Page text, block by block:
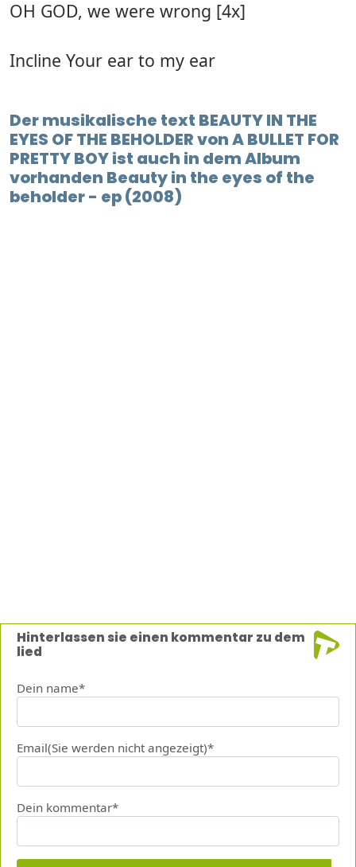
OH GOD, we were wrong [4x]
Incline Your ear to my ear
Der musikalische text BEAUTY IN THE
EYES OF THE BEHOLDER von A BULLET FOR
PRETTY BOY ist auch in dem Album
vorhanden Beauty in the eyes of the
beholder - ep (2008)
Hinterlassen sie einen kommentar zu dem
lied
Dein name*
Email(Sie werden nicht angezeigt)*
Dein kommentar*